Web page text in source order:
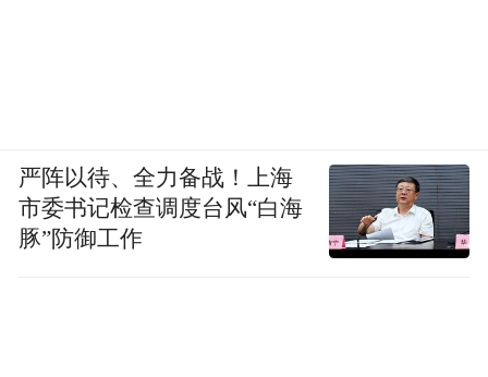
严阵以待、全力备战！上海
市委书记检查调度台风“白海
豚”防御工作